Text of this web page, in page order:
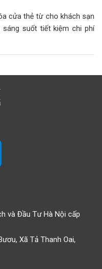
cửa thẻ từ cho khách sạn
suốt tiết kiệm chi phí
và Đầu Tư Hà Nội cấp
Xã Tả Thanh Oai,